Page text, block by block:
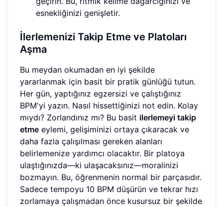
esnekliğinizi genişletir.
İlerlemenizi Takip Etme ve Platoları
Aşma
Bu meydan okumadan en iyi şekilde
yararlanmak için basit bir pratik günlüğü tutun.
Her gün, yaptığınız egzersizi ve çalıştığınız
BPM'yi yazın. Nasıl hissettiğinizi not edin. Kolay
mıydı? Zorlandınız mı? Bu basit ilerlemeyi takip
etme eylemi, gelişiminizi ortaya çıkaracak ve
daha fazla çalışılması gereken alanları
belirlemenize yardımcı olacaktır. Bir platoya
ulaştığınızda—ki ulaşacaksınız—moralinizi
bozmayın. Bu, öğrenmenin normal bir parçasıdır.
Sadece tempoyu 10 BPM düşürün ve tekrar hızı
zorlamaya çalışmadan önce kusursuz bir şekilde